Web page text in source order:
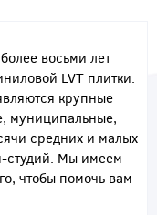
восьми лет
LVT плитки.
крупные
муниципальные,
средних и малых
студий. Мы имеем
чтобы помочь вам